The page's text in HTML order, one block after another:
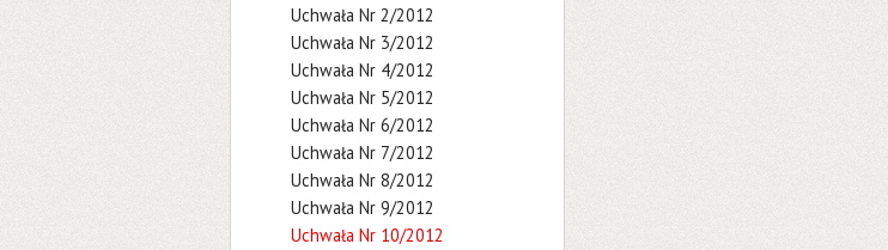
Uchwała Nr 2/2012
Uchwała Nr 3/2012
Uchwała Nr 4/2012
Uchwała Nr 5/2012
Uchwała Nr 6/2012
Uchwała Nr 7/2012
Uchwała Nr 8/2012
Uchwała Nr 9/2012
Uchwała Nr 10/2012